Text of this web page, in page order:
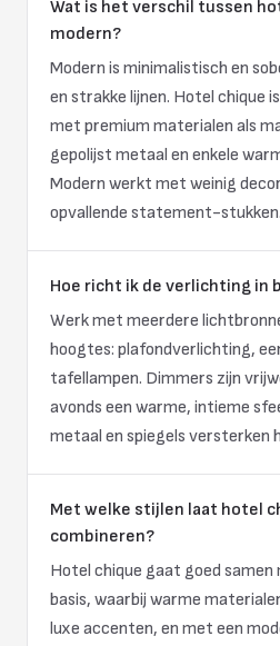
Wat is het verschil tussen
modern?
Modern is minimalistisch en
en strakke lijnen. Hotel chique
met premium materialen als
gepolijst metaal en enkele
Modern werkt met weinig
opvallende statement-stukken.
Hoe richt ik de verlichting in
Werk met meerdere
hoogtes: plafondverlichting,
tafellampen. Dimmers zijn
avonds een warme, intieme
metaal en spiegels versterken
Met welke stijlen laat hotel
combineren?
Hotel chique gaat goed samen
basis, waarbij warme
luxe accenten, en met een